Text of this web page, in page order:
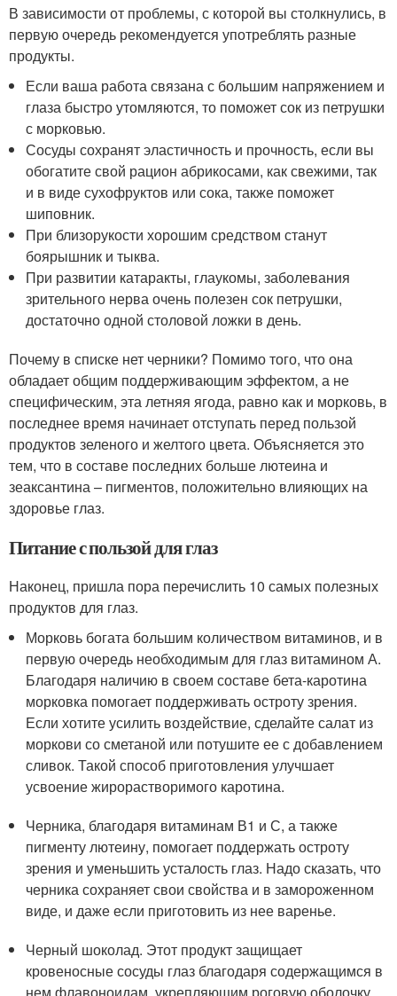
В зависимости от проблемы, с которой вы столкнулись, в
первую очередь рекомендуется употреблять разные
продукты.
Если ваша работа связана с большим напряжением и
глаза быстро утомляются, то поможет сок из петрушки
с морковью.
Сосуды сохранят эластичность и прочность, если вы
обогатите свой рацион абрикосами, как свежими, так
и в виде сухофруктов или сока, также поможет
шиповник.
При близорукости хорошим средством станут
боярышник и тыква.
При развитии катаракты, глаукомы, заболевания
зрительного нерва очень полезен сок петрушки,
достаточно одной столовой ложки в день.
Почему в списке нет черники? Помимо того, что она
обладает общим поддерживающим эффектом, а не
специфическим, эта летняя ягода, равно как и морковь, в
последнее время начинает отступать перед пользой
продуктов зеленого и желтого цвета. Объясняется это
тем, что в составе последних больше лютеина и
зеаксантина – пигментов, положительно влияющих на
здоровье глаз.
Питание с пользой для глаз
Наконец, пришла пора перечислить 10 самых полезных
продуктов для глаз.
Морковь богата большим количеством витаминов, и в
первую очередь необходимым для глаз витамином А.
Благодаря наличию в своем составе бета-каротина
морковка помогает поддерживать остроту зрения.
Если хотите усилить воздействие, сделайте салат из
моркови со сметаной или потушите ее с добавлением
сливок. Такой способ приготовления улучшает
усвоение жирорастворимого каротина.
Черника, благодаря витаминам В1 и С, а также
пигменту лютеину, помогает поддержать остроту
зрения и уменьшить усталость глаз. Надо сказать, что
черника сохраняет свои свойства и в замороженном
виде, и даже если приготовить из нее варенье.
Черный шоколад. Этот продукт защищает
кровеносные сосуды глаз благодаря содержащимся в